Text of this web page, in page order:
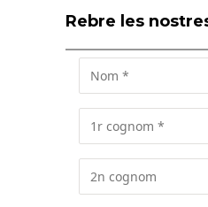
Rebre les